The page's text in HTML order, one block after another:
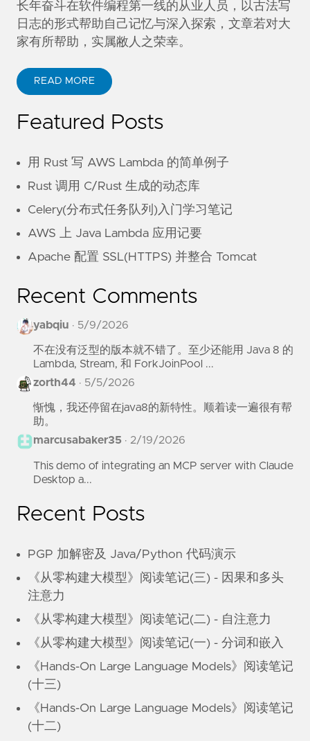
长年奋斗在软件编程第一线的从业人员，以古法写
日志的形式帮助自己记忆与深入探索，文章若对大
家有所帮助，实属敝人之荣幸。
READ MORE
Featured Posts
用 Rust 写 AWS Lambda 的简单例子
Rust 调用 C/Rust 生成的动态库
Celery(分布式任务队列)入门学习笔记
AWS 上 Java Lambda 应用记要
Apache 配置 SSL(HTTPS) 并整合 Tomcat
Recent Comments
yabqiu · 5/9/2026
不在没有泛型的版本就不错了。至少还能用 Java 8 的
Lambda, Stream, 和 ForkJoinPool ...
zorth44 · 5/5/2026
惭愧，我还停留在java8的新特性。顺着读一遍很有帮
助。
marcusabaker35 · 2/19/2026
This demo of integrating an MCP server with Claude
Desktop a...
Recent Posts
PGP 加解密及 Java/Python 代码演示
《从零构建大模型》阅读笔记(三) - 因果和多头
注意力
《从零构建大模型》阅读笔记(二) - 自注意力
《从零构建大模型》阅读笔记(一) - 分词和嵌入
《Hands-On Large Language Models》阅读笔记
(十三)
《Hands-On Large Language Models》阅读笔记
(十二)